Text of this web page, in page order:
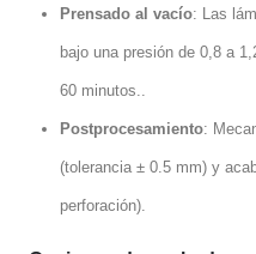
Prensado al vacío: Las
bajo una presión de 0,8 a
60 minutos..
Postprocesamiento:
(tolerancia ± 0.5 mm) y
perforación).